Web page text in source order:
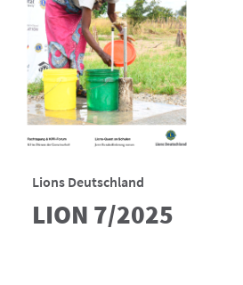
Lions Deutschland
LION 7/2025